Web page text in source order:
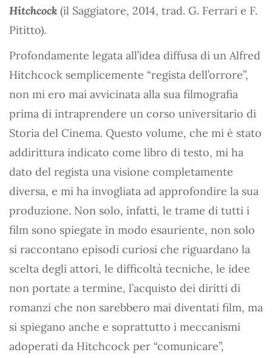
Hitchcock (il Saggiatore, 2014, trad. G. Ferrari e F.
Pititto).
Profondamente legata all’idea diffusa di un Alfred
Hitchcock semplicemente “regista dell’orrore”,
non mi ero mai avvicinata alla sua filmografia
prima di intraprendere un corso universitario di
Storia del Cinema. Questo volume, che mi è stato
addirittura indicato come libro di testo, mi ha
dato del regista una visione completamente
diversa, e mi ha invogliata ad approfondire la sua
produzione. Non solo, infatti, le trame di tutti i
film sono spiegate in modo esauriente, non solo
si raccontano episodi curiosi che riguardano la
scelta degli attori, le difficoltà tecniche, le idee
non portate a termine, l’acquisto dei diritti di
romanzi che non sarebbero mai diventati film, ma
si spiegano anche e soprattutto i meccanismi
adoperati da Hitchcock per “comunicare”,